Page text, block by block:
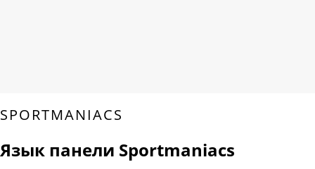
SPORTMANIACS
Язык панели Sportmaniacs